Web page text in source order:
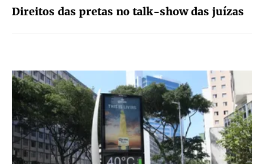
Direitos das pretas no talk-show das juízas